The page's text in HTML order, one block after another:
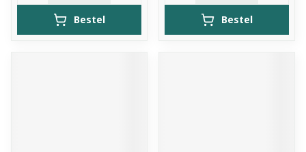
Bestel Bestel